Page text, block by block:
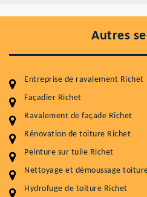
Autres
Entreprise de ravalement Richet
Façadier Richet
Ravalement de façade Richet
Rénovation de toiture Richet
Peinture sur tuile Richet
Nettoyage et démoussage
Hydrofuge de toiture Richet
Entretenir votre
Plus de 15 ans d'expérience
Service